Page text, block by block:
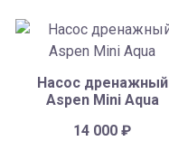
Насос дренажный
Aspen Mini Aqua
14 000₽